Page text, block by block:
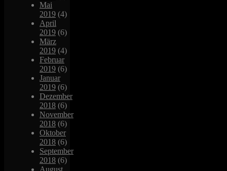
Mai
2019 (4)
April
2019 (6)
März
2019 (4)
Februar
2019 (6)
Januar
2019 (6)
Dezember
2018 (6)
November
2018 (6)
Oktober
2018 (6)
September
2018 (6)
August